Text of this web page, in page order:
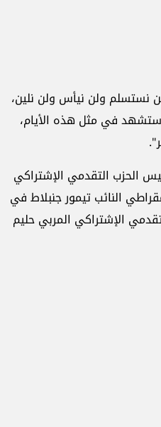
نستسلم ولن نيأس ولن نلين،
في مثل هذه الأيام،
الحزب التقدمي الإشتراكي
النائب تيمور جنبلاط في
الإشتراكي المربي حليم